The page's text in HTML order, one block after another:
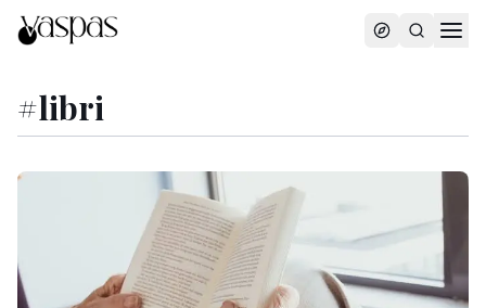
#libri